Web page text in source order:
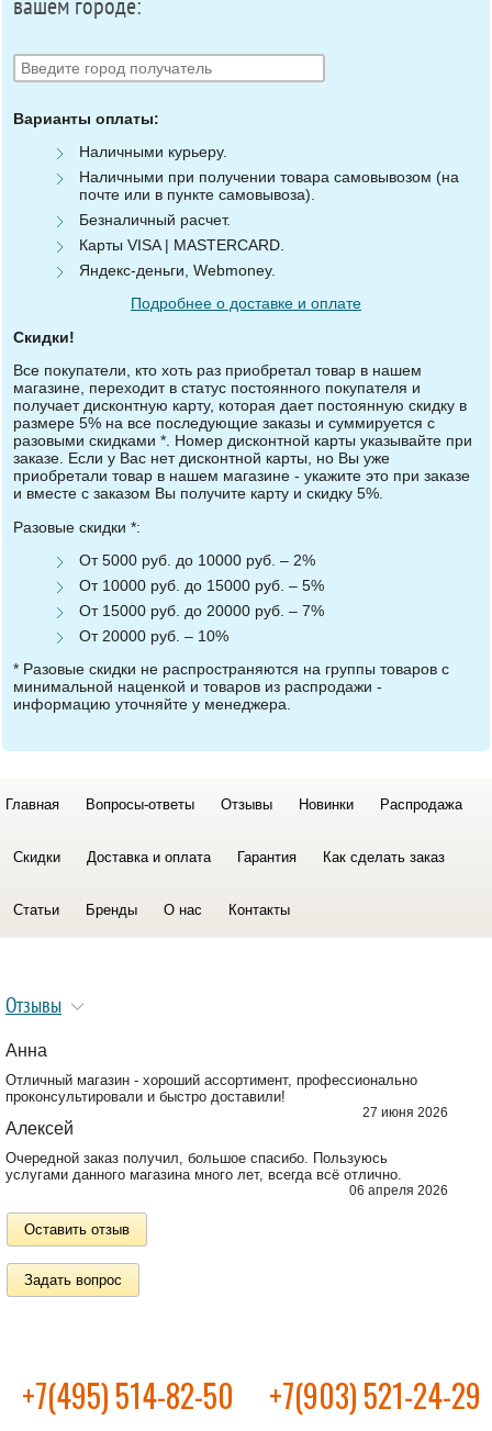
вашем городе:
Варианты оплаты:
Наличными курьеру.
Наличными при получении товара самовывозом (на
почте или в пункте самовывоза).
Безналичный расчет.
Карты VISA | MASTERCARD.
Яндекс-деньги, Webmoney.
Подробнее о доставке и оплате
Скидки!
Все покупатели, кто хоть раз приобретал товар в нашем
магазине, переходит в статус постоянного покупателя и
получает дисконтную карту, которая дает постоянную скидку в
размере 5% на все последующие заказы и суммируется с
разовыми скидками *. Номер дисконтной карты указывайте при
заказе. Если у Вас нет дисконтной карты, но Вы уже
приобретали товар в нашем магазине - укажите это при заказе
и вместе с заказом Вы получите карту и скидку 5%.
Разовые скидки *:
От 5000 руб. до 10000 руб. – 2%
От 10000 руб. до 15000 руб. – 5%
От 15000 руб. до 20000 руб. – 7%
От 20000 руб. – 10%
* Разовые скидки не распространяются на группы товаров с
минимальной наценкой и товаров из распродажи -
информацию уточняйте у менеджера.
Главная Вопросы-ответы Отзывы Новинки Распродажа
Скидки Доставка и оплата Гарантия Как сделать заказ
Статьи Бренды О нас Контакты
Отзывы
Анна
Отличный магазин - хороший ассортимент, профессионально
проконсультировали и быстро доставили!
27 июня 2026
Алексей
Очередной заказ получил, большое спасибо. Пользуюсь
услугами данного магазина много лет, всегда всё отлично.
06 апреля 2026
Оставить отзыв
Задать вопрос
+7(495) 514-82-50 +7(903) 521-24-29